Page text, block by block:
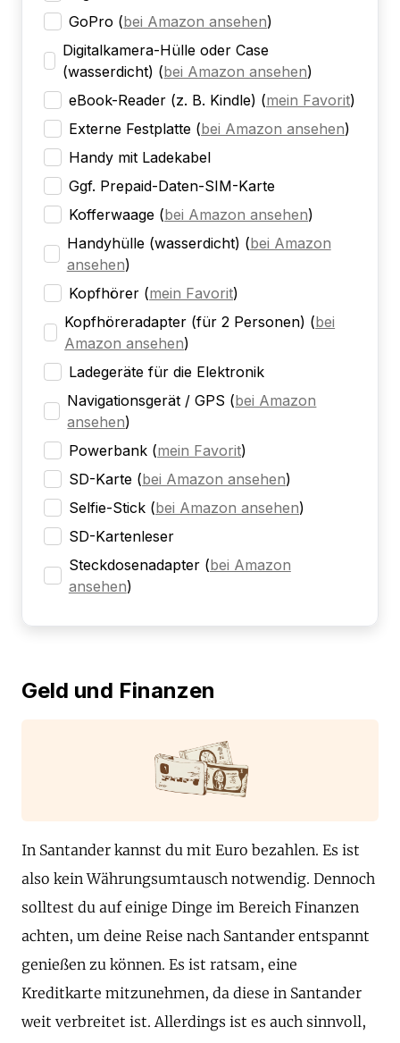
GoPro (bei Amazon ansehen)
Digitalkamera-Hülle oder Case
(wasserdicht) (bei Amazon ansehen)
eBook-Reader (z. B. Kindle) (mein Favorit)
Externe Festplatte (bei Amazon ansehen)
Handy mit Ladekabel
Ggf. Prepaid-Daten-SIM-Karte
Kofferwaage (bei Amazon ansehen)
Handyhülle (wasserdicht) (bei Amazon
ansehen)
Kopfhörer (mein Favorit)
Kopfhöreradapter (für 2 Personen) (bei
Amazon ansehen)
Ladegeräte für die Elektronik
Navigationsgerät / GPS (bei Amazon
ansehen)
Powerbank (mein Favorit)
SD-Karte (bei Amazon ansehen)
Selfie-Stick (bei Amazon ansehen)
SD-Kartenleser
Steckdosenadapter (bei Amazon
ansehen)
Geld und Finanzen
In Santander kannst du mit Euro bezahlen. Es ist
also kein Währungsumtausch notwendig. Dennoch
solltest du auf einige Dinge im Bereich Finanzen
achten, um deine Reise nach Santander entspannt
genießen zu können. Es ist ratsam, eine
Kreditkarte mitzunehmen, da diese in Santander
weit verbreitet ist. Allerdings ist es auch sinnvoll,